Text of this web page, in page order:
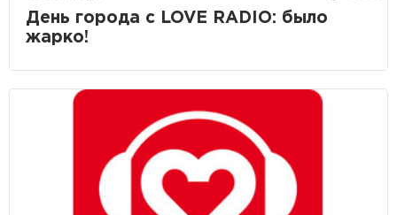
День города с LOVE RADIO: было
жарко!